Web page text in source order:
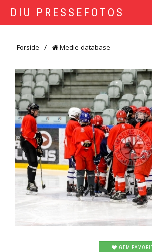
DIU PRESSEFOTOS
Forside Medie-database
GEM FAVORIT